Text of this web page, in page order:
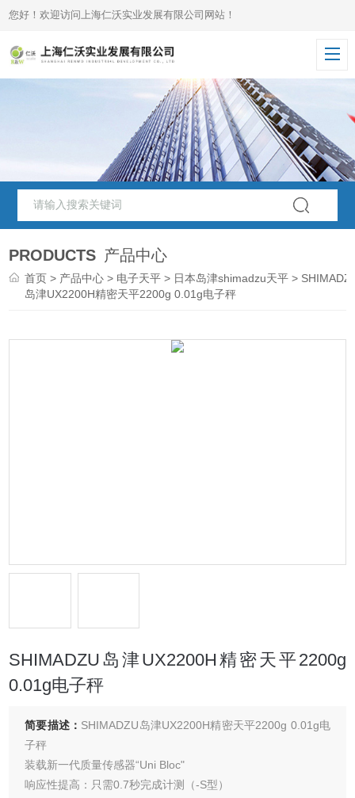
您好！欢迎访问上海仁沃实业发展有限公司网站！
PRODUCTS 产品中心
首页 > 产品中心 > 电子天平 > 日本岛津shimadzu天平 >
岛津UX2200H精密天平2200g 0.01g电子秤
SHIMADZU岛津UX2200H精密天平2200g
0.01g电子秤
简要描述： SHIMADZU岛津UX2200H精密天平2200g 0.01g电
子秤
装载新一代质量传感器“Uni Bloc"
响应性提高：只需0.7秒完成计测（-S型）